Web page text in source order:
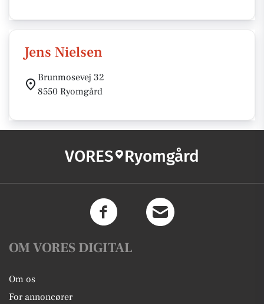
Jens Nielsen
Brunmosevej 32
8550 Ryomgård
VORES Ryomgård
OM VORES DIGITAL
Om os
For annoncører